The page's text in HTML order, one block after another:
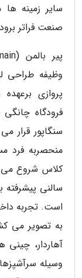
سایر زمینه ها
صنعت فراتر
وظیفه طراحی
پروازی
فرودگاه
سنگاپور قرار
منحصربه فرد
کلاس شروع می
سالنی
است. تجربه
به تصویر می
آهاردار،
وسیله